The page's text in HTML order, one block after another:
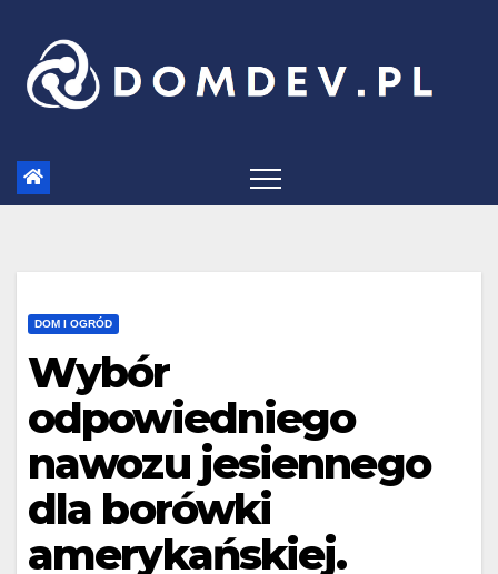
content
DOM I OGRÓD
Wybór
odpowiedniego
nawozu jesiennego
dla borówki
amerykańskiej.